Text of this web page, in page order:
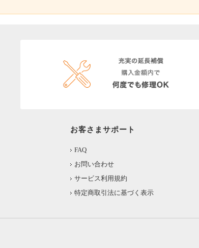
お客さまサポート
FAQ
お問い合わせ
サービス利用規約
特定商取引法に基づく表示